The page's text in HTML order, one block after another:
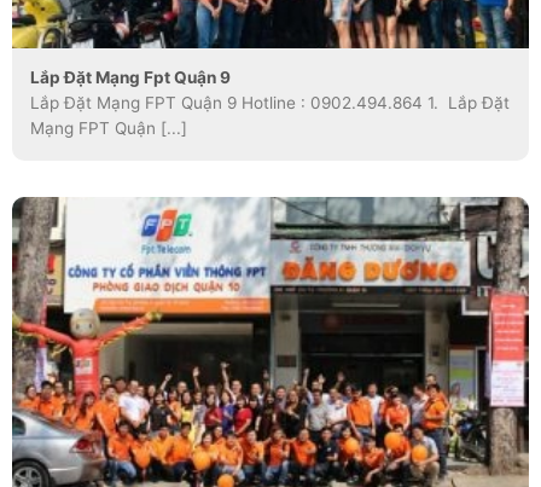
Lắp Đặt Mạng Fpt Quận 9
Lắp Đặt Mạng FPT Quận 9 Hotline : 0902.494.864 1. Lắp Đặt
Mạng FPT Quận [...]